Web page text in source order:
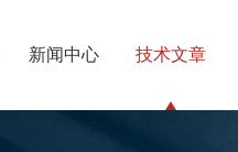
新闻中心 技术文章